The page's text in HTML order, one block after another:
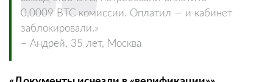
0,0009 BTC комиссии. Оплатил — и кабинет
заблокировали.»
– Андрей, 35 лет, Москва